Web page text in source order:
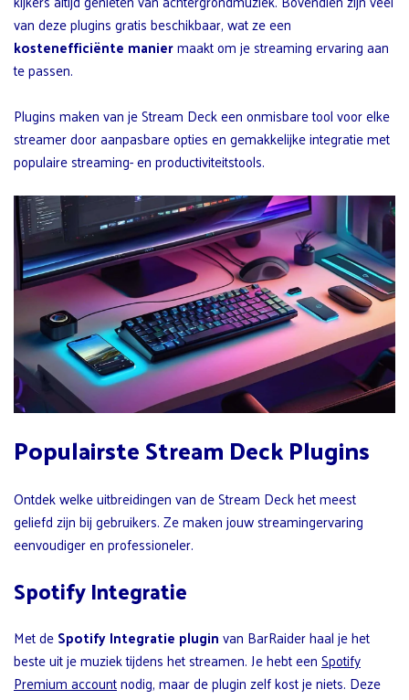
van deze plugins gratis beschikbaar, wat ze een
kostenefficiënte maniermaakt om je streaming ervaring aan
te passen.
Plugins maken van je Stream Deck een onmisbare tool voor elke
streamer door aanpasbare opties en gemakkelijke integratie met
populaire streaming- en productiviteitstools.
Populairste Stream Deck Plugins
Ontdek welke uitbreidingen van de Stream Deck het meest
geliefd zijn bij gebruikers. Ze maken jouw streamingervaring
eenvoudiger en professioneler.
Spotify Integratie
Met deSpotify Integratie pluginvan BarRaider haal je het
beste uit je muziek tijdens het streamen. Je hebt eenSpotify
Premium accountnodig, maar de plugin zelf kost je niets. Deze